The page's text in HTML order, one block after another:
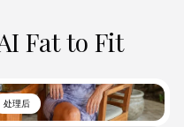
Fat to Fit
处理后